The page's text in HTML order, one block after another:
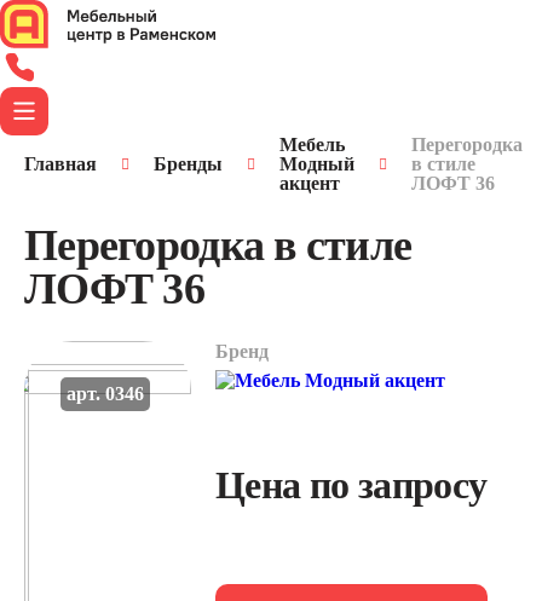
Главная Бренды
Мебель
Модный
акцент
Перегородка
в стиле
ЛОФТ 36
Перегородка в стиле
ЛОФТ 36
арт. 0346
Бренд
Цена по запросу